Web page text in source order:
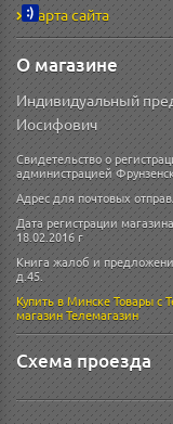
Карта сайта
О магазине
Индивидуальный
Иосифович
Свидетельство о
администрацией
Адрес для почтовых
Дата регистрации
18.02.2016 г
Книга жалоб и
д.45.
Купить в МинскеТовары с
магазинТелемагазин
Схема проезда